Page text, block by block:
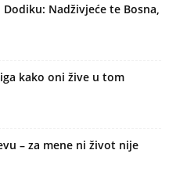
Dodiku: Nadživjeće te Bosna,
kako oni žive u tom
– za mene ni život nije